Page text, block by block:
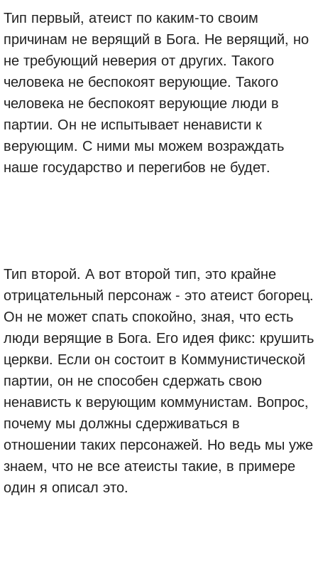
Тип первый, атеист по каким-то своим
причинам не верящий в Бога. Не верящий, но
не требующий неверия от других. Такого
человека не беспокоят верующие. Такого
человека не беспокоят верующие люди в
партии. Он не испытывает ненависти к
верующим. С ними мы можем возраждать
наше государство и перегибов не будет.
Тип второй. А вот второй тип, это крайне
отрицательный персонаж - это атеист богорец.
Он не может спать спокойно, зная, что есть
люди верящие в Бога. Его идея фикс: крушить
церкви. Если он состоит в Коммунистической
партии, он не способен сдержать свою
ненависть к верующим коммунистам. Вопрос,
почему мы должны сдерживаться в
отношении таких персонажей. Но ведь мы уже
знаем, что не все атеисты такие, в примере
один я описал это.